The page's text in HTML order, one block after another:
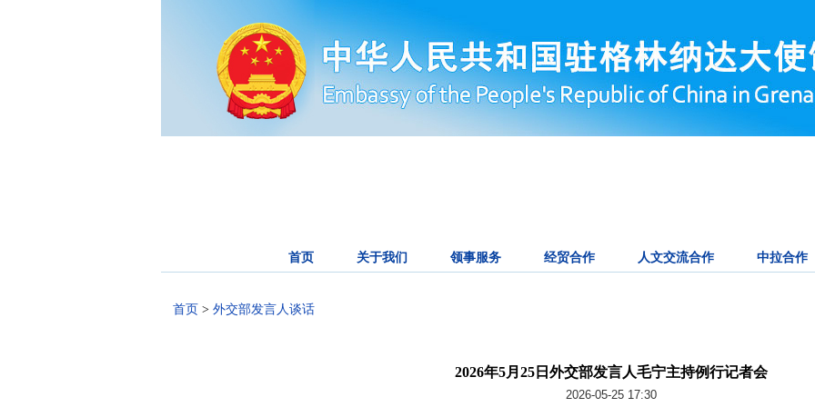
首页 关于我们 领事服务 经贸合作 人文交流合作 中拉合作
首页 > 外交部发言人谈话
2026年5月25日外交部发言人毛宁主持例行记者会
2026-05-25 17:30